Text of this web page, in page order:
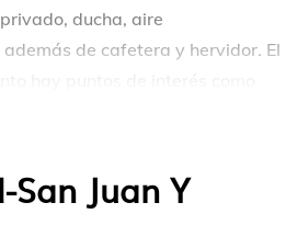
ducha, aire
de cafetera y hervidor. El
de Sevilla) está a 127 km, y
Juan Y